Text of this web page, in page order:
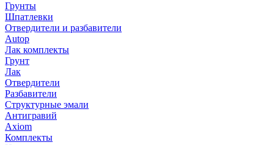
Грунты
Шпатлевки
Отвердители и разбавители
Autop
Лак комплекты
Грунт
Лак
Отвердители
Разбавители
Структурные эмали
Антигравий
Axiom
Комплекты